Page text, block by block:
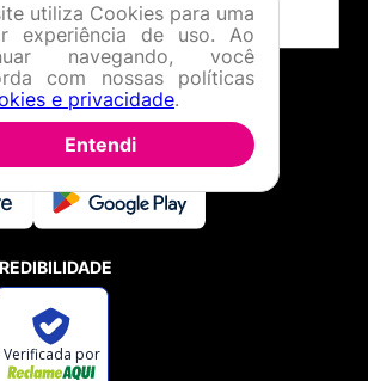
utiliza Cookies para uma
experiência de uso. Ao
navegando, você
com nossas políticas
e privacidade.
Entendi